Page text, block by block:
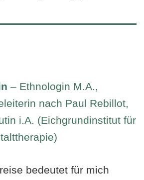
– Ethnologin M.A.,
nach Paul Rebillot,
i.A. (Eichgrundinstitut für
bedeutet für mich